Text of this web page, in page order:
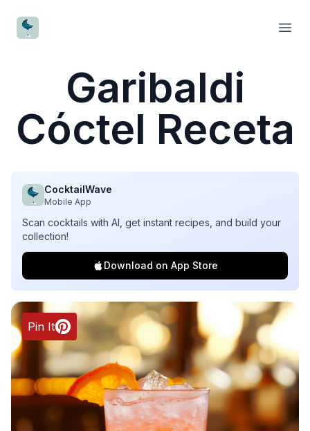
CocktailWave
Garibaldi
Cóctel Receta
CocktailWave
Mobile App
Scan cocktails with AI, get instant recipes, and build your
collection!
Download on App Store
Pin It